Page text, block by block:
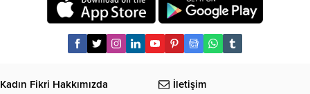
Kadın Fikri Hakkımızda İletişim